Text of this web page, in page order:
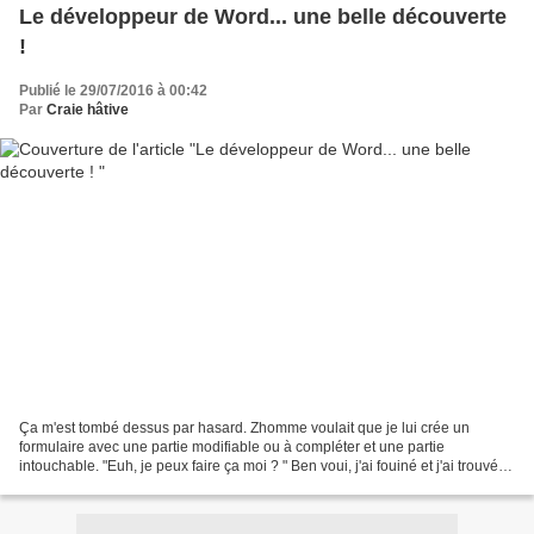
Le développeur de Word... une belle découverte
!
Publié le 29/07/2016 à 00:42
Par Craie hâtive
Ça m'est tombé dessus par hasard. Zhomme voulait que je lui crée un
formulaire avec une partie modifiable ou à compléter et une partie
intouchable. "Euh, je peux faire ça moi ? " Ben voui, j'ai fouiné et j'ai trouvé